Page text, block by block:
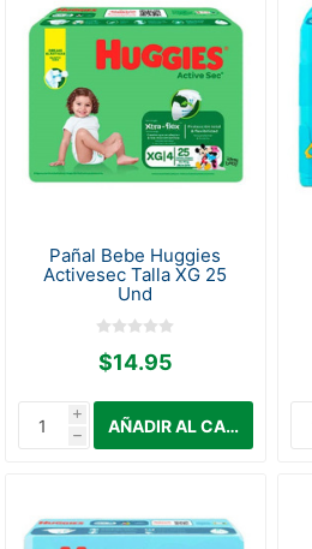
Pañal Bebe Huggies
Activesec Talla XG 25
Und
$14.95
i
h